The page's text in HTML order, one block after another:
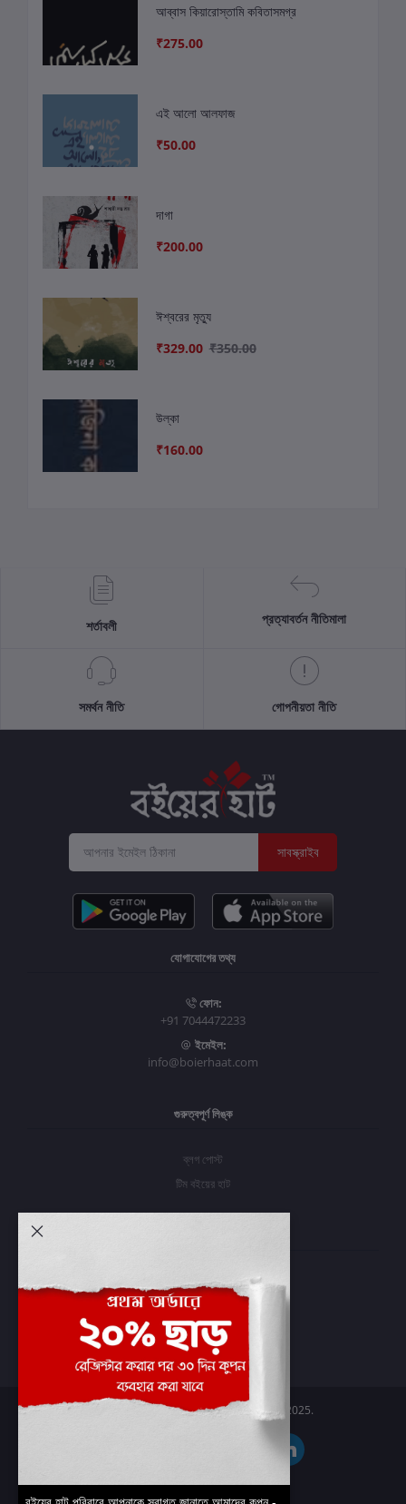
আব্বাস কিয়ারোস্তামি কবিতাসমগ্র
₹275.00
এই আলো আলফাজ
₹50.00
দাগা
₹200.00
ঈশ্বরের মৃত্যু
₹329.00 ₹350.00
উল্কা
₹160.00
শর্তাবলী প্রত্যাবর্তন নীতিমালা
সমর্থন নীতি গোপনীয়তা নীতি
সাবস্ক্রাইব
যোগাযোগের তথ্য
ফোন:
+91 7044472233
ইমেইল:
info@boierhaat.com
গুরুত্বপূর্ণ লিঙ্ক
ব্লগ পোস্ট
টিম বইয়ের হাট
প্রবেশ করুন
অর্ডার ইতিহাস
আমার ইচ্ছাগুলি
অর্ডার ট্র্যাকিং
Boier Haat™ | © All rights reserved 2025.